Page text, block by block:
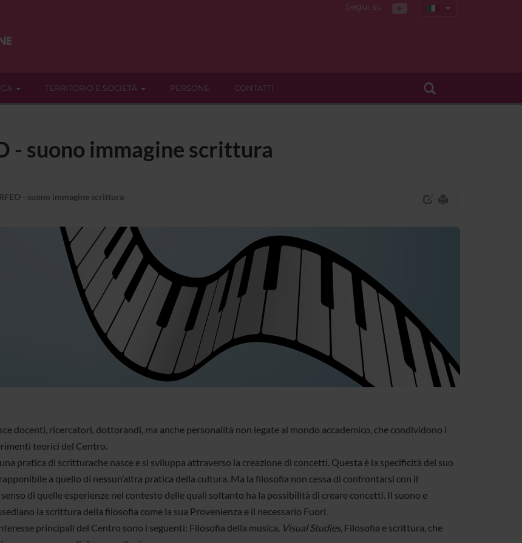
Segui su
TERRITORIO E SOCIETÀ PERSONE CONTATTI
- suono immagine scrittura
- suono immagine scrittura
docenti, ricercatori, dottorandi, ma anche personalità non legate al mondo accademico, che condividono i
teorici del Centro.
pratica di scritturache nasce e si sviluppa attraverso la creazione di concetti. Questa è la specificità del suo
a quello di nessun’altra pratica della cultura. Ma la filosofia non cessa di confrontarsi con il
di quelle esperienze nel contesto delle quali soltanto ha la possibilità di creare concetti. Il suono e
la scrittura della filosofia come la sua Provenienza e il necessario Fuori.
principali del Centro sono i seguenti: Filosofia della musica, Visual Studies, Filosofia e scrittura, che